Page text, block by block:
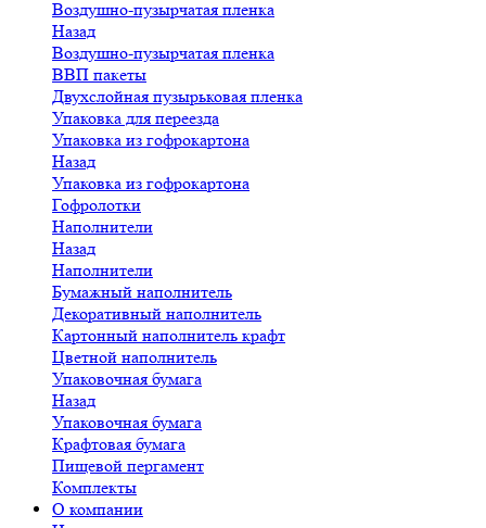
Воздушно-пузырчатая пленка
Назад
Воздушно-пузырчатая пленка
ВВП пакеты
Двухслойная пузырьковая пленка
Упаковка для переезда
Упаковка из гофрокартона
Назад
Упаковка из гофрокартона
Гофролотки
Наполнители
Назад
Наполнители
Бумажный наполнитель
Декоративный наполнитель
Картонный наполнитель крафт
Цветной наполнитель
Упаковочная бумага
Назад
Упаковочная бумага
Крафтовая бумага
Пищевой пергамент
Комплекты
О компании